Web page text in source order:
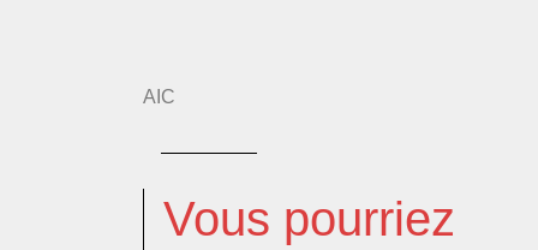
AIC
Vous pourriez